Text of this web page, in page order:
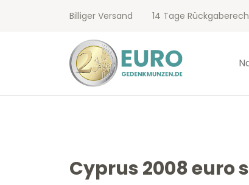
Billiger Versand 14 Tage
Cyprus 2008 euro